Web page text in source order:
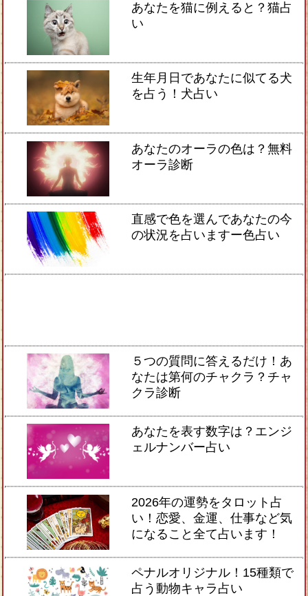
あなたを猫に例えると？猫占
い
生年月日であなたに似てる犬
を占う！犬占い
あなたのオーラの色は？無料
オーラ診断
直感で色を選んであなたの今
の状況を占いますー色占い
５つの質問に答えるだけ！あ
なたは第何のチャクラ？チャ
クラ診断
あなたを表す数字は？エンジ
ェルナンバー占い
2026年の運勢をタロット占
い！恋愛、金運、仕事など気
になること全て占います！
ペナルオリジナル！15種類で
占う動物キャラ占い